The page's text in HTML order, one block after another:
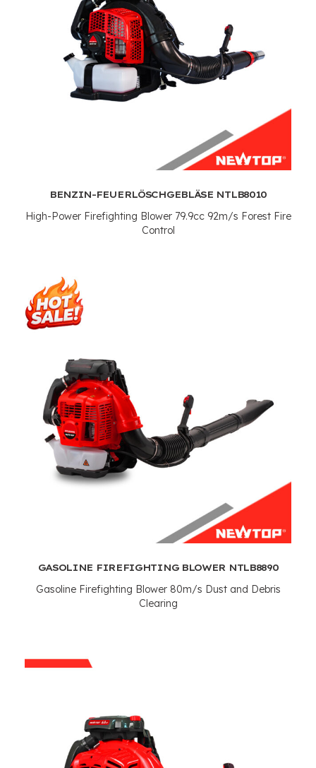
BENZIN-FEUERLÖSCHGEBLÄSE NTLB8010
High-Power Firefighting Blower 79.9cc 92m/s Forest Fire
Control
GASOLINE FIREFIGHTING BLOWER NTLB8890
Gasoline Firefighting Blower 80m/s Dust and Debris
Clearing